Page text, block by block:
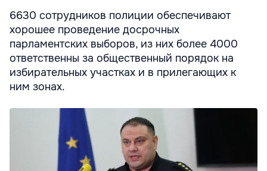
6630 сотрудников полиции обеспечивают
хорошее проведение досрочных
парламентских выборов, из них более 4000
ответственны за общественный порядок на
избирательных участках и в прилегающих к
ним зонах.